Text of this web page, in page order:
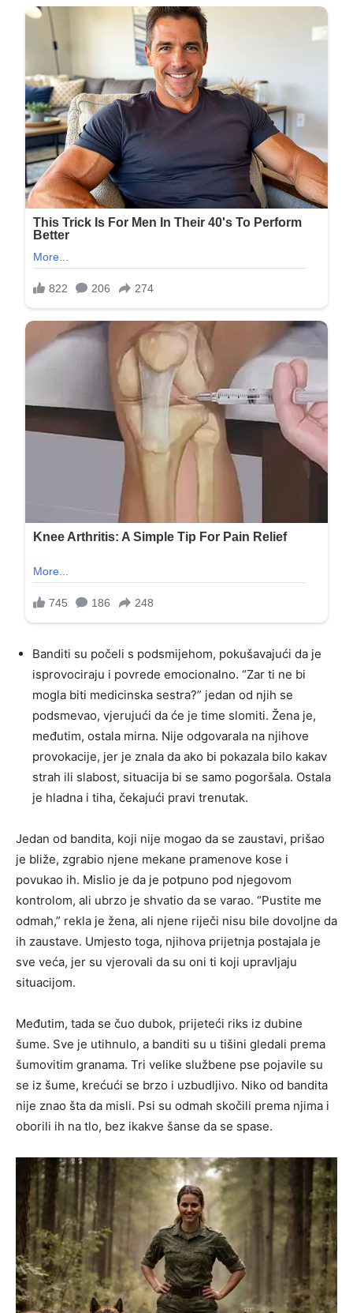
Banditi su počeli s podsmijehom, pokušavajući da je
isprovociraju i povrede emocionalno. “Zar ti ne bi
mogla biti medicinska sestra?” jedan od njih se
podsmevao, vjerujući da će je time slomiti. Žena je,
međutim, ostala mirna. Nije odgovarala na njihove
provokacije, jer je znala da ako bi pokazala bilo kakav
strah ili slabost, situacija bi se samo pogoršala. Ostala
je hladna i tiha, čekajući pravi trenutak.
Jedan od bandita, koji nije mogao da se zaustavi, prišao
je bliže, zgrabio njene mekane pramenove kose i
povukao ih. Mislio je da je potpuno pod njegovom
kontrolom, ali ubrzo je shvatio da se varao. “Pustite me
odmah,” rekla je žena, ali njene riječi nisu bile dovoljne da
ih zaustave. Umjesto toga, njihova prijetnja postajala je
sve veća, jer su vjerovali da su oni ti koji upravljaju
situacijom.
Međutim, tada se čuo dubok, prijeteći riks iz dubine
šume. Sve je utihnulo, a banditi su u tišini gledali prema
šumovitim granama. Tri velike službene pse pojavile su
se iz šume, krećući se brzo i uzbudljivo. Niko od bandita
nije znao šta da misli. Psi su odmah skočili prema njima i
oborili ih na tlo, bez ikakve šanse da se spase.